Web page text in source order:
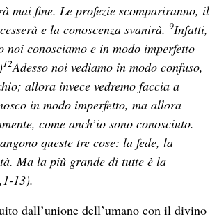
mai fine. Le profezie scompariranno, il
e la conoscenza svanirà. 9Infatti,
noi conosciamo e in modo imperfetto
12Adesso noi vediamo in modo confuso,
allora invece vedremo faccia a
in modo imperfetto, ma allora
come anch’io sono conosciuto.
queste tre cose: la fede, la
Ma la più grande di tutte è la
13).
dall’unione dell’umano con il divino